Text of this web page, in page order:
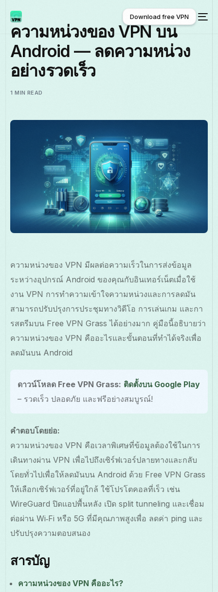
ไทย
Download free VPN
Download free VPN
ความหน่วงของ VPN บน
Android — ลดความหน่วง
อย่างรวดเร็ว
1 MIN READ
ความหน่วงของ VPN มีผลต่อความเร็วในการส่งข้อมูล
ระหว่างอุปกรณ์ Android ของคุณกับอินเทอร์เน็ตเมื่อใช้
งาน VPN การทำความเข้าใจความหน่วงและการลดมัน
สามารถปรับปรุงการประชุมทางวิดีโอ การเล่นเกม และกา
รสตรีมบน Free VPN Grass ได้อย่างมาก คู่มือนี้อธิบายว่า
ความหน่วงของ VPN คืออะไรและขั้นตอนที่ทำได้จริงเพื่อ
ลดมันบน Android
ดาวน์โหลด Free VPN Grass: ติดตั้งบน Google Play
– รวดเร็ว ปลอดภัย และฟรีอย่างสมบูรณ์!
คำตอบโดยย่อ:
ความหน่วงของ VPN คือเวลาพิเศษที่ข้อมูลต้องใช้ในการ
เดินทางผ่าน VPN เพื่อไปถึงเซิร์ฟเวอร์ปลายทางและกลับ
โดยทั่วไปเพื่อให้ลดมันบน Android ด้วย Free VPN Grass
ให้เลือกเซิร์ฟเวอร์ที่อยู่ใกล้ ใช้โปรโตคอลที่เร็ว เช่น
WireGuard ปิดแอปพื้นหลัง เปิด split tunneling และเชื่อม
ต่อผ่าน Wi‑Fi หรือ 5G ที่มีคุณภาพสูงเพื่อ ลดค่า ping และ
ปรับปรุงความตอบสนอง
สารบัญ
ความหน่วงของ VPN คืออะไร?